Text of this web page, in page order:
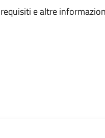
e altre